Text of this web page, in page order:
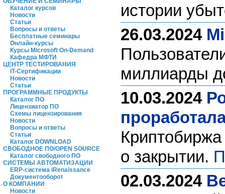
Каталог курсов
Новости
Статьи
Вопросы и ответы
Бесплатные семинары
Онлайн-курсы
Курсы Microsoft On-Demand
Кафедра МФТИ
ЦЕНТР ТЕСТИРОВАНИЯ
IT-Сертификации
Новости
Статьи
ПРОГРАММНЫЕ ПРОДУКТЫ
Каталог ПО
Лицензиатор ПО
Схемы лицензирования
Новости
Вопросы и ответы
Статьи
Каталог DOWNLOAD
СВОБОДНОЕ ПО/OPEN SOURCE
Каталог свободного ПО
СИСТЕМЫ АВТОМАТИЗАЦИИ
ERP-система iRenaissance
Документооборот
О КОМПАНИИ
Новости
истории
26.03.2024
миллиарды
10.03.2024
о закрытии.
02.03.2024